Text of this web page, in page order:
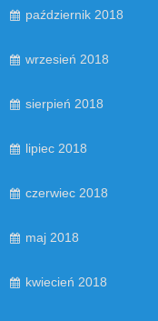
październik 2018
wrzesień 2018
sierpień 2018
lipiec 2018
czerwiec 2018
maj 2018
kwiecień 2018